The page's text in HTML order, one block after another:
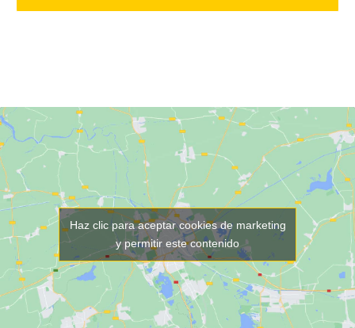
Haz clic para aceptar cookies de marketing
y permitir este contenido